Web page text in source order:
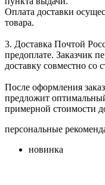
Оплата доставки
товара.
3. Доставка Почтой
предоплате. Заказчик
доставку совместно со
После оформления
предложит
примерной стоимости
персональные
новинка